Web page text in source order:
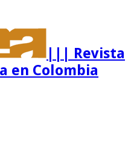
||| Revista
en Colombia